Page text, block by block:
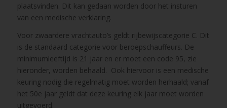
plaatsvinden. Dit kan gedaan worden door het insturen
van een medische verklaring.
Voor zwaardere vrachtauto’s geldt rijbewijscategorie C. Dit
is de standaard categorie voor beroepschauffeurs. De
minimumleeftijd is 21 jaar en er moet een code 95, zie
hieronder, worden behaald. Ook hiervoor is een medische
keuring nodig die regelmatig moet worden herhaald; vanaf
het 50e jaar geldt dat deze keuring elk jaar moet worden
uitgevoerd.